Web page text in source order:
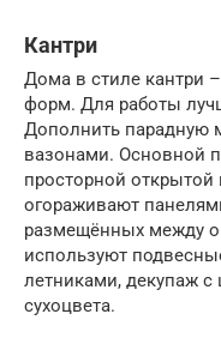
Кантри
Дома в стиле кантри
форм. Для работы
Дополнить парадную
вазонами. Основной
просторной
огораживают
размещённых между
используют
летниками, декупаж
сухоцвета.